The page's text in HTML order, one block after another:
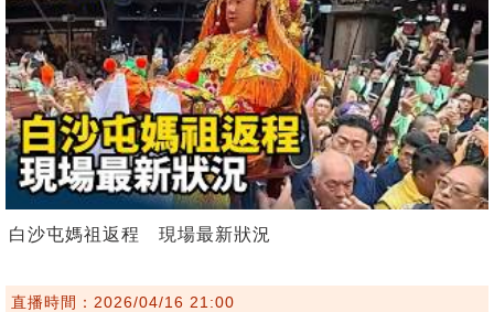
白沙屯媽祖返程 現場最新狀況
直播時間：2026/04/16 21:00